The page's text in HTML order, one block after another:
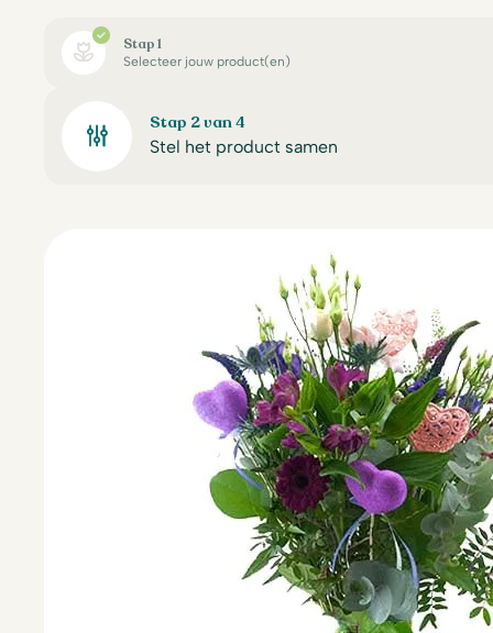
Stap 1
Selecteer jouw product(en)
Stap 2 van 4
Stel het product samen